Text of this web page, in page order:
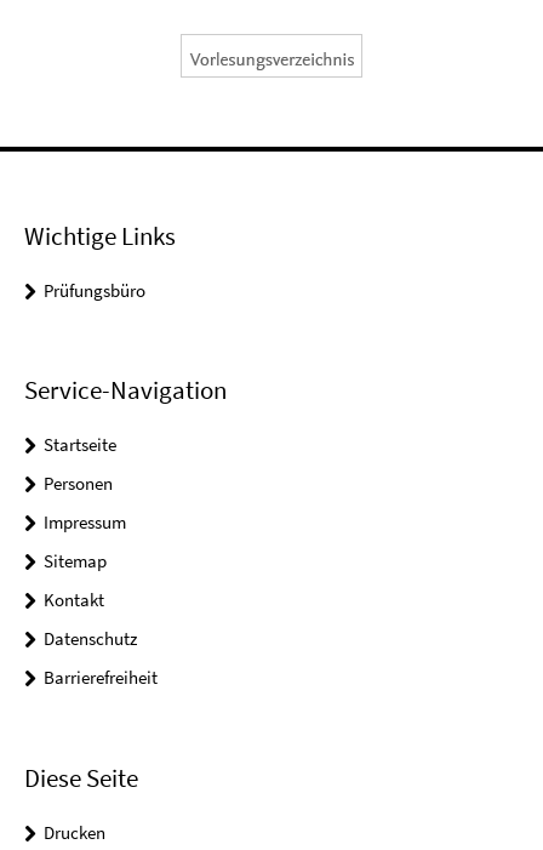
Wichtige Links
Prüfungsbüro
Service-Navigation
Startseite
Personen
Impressum
Sitemap
Kontakt
Datenschutz
Barrierefreiheit
Diese Seite
Drucken